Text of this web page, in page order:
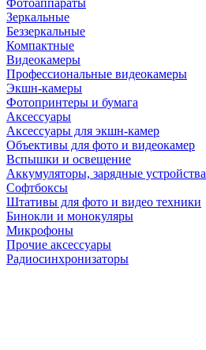
Фотоаппараты
Зеркальные
Беззеркальные
Компактные
Видеокамеры
Профессиональные видеокамеры
Экшн-камеры
Фотопринтеры и бумага
Аксессуары
Аксессуары для экшн-камер
Объективы для фото и видеокамер
Вспышки и освещение
Аккумуляторы, зарядные устройства
Софтбоксы
Штативы для фото и видео техники
Бинокли и монокуляры
Микрофоны
Прочие аксессуары
Радиосинхронизаторы